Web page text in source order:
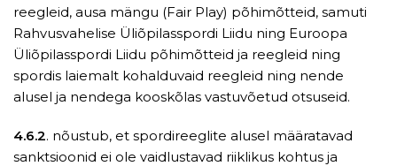
reegleid, ausa mängu (Fair Play) põhimõtteid, samuti
Rahvusvahelise Üliõpilasspordi Liidu ning Euroopa
Üliõpilasspordi Liidu põhimõtteid ja reegleid ning
spordis laiemalt kohalduvaid reegleid ning nende
alusel ja nendega kooskõlas vastuvõetud otsuseid.
4.6.2. nõustub, et spordireeglite alusel määratavad
sanktsioonid ei ole vaidlustavad riiklikus kohtus ja